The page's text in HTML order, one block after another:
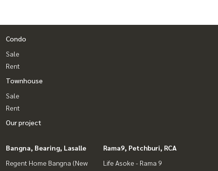
Condo
Sale
Rent
Townhouse
Sale
Rent
Our project
Bangna, Bearing, Lasalle
Regent Home Bangna (New
Rama9, Petchburi, RCA
Life Asoke - Rama 9